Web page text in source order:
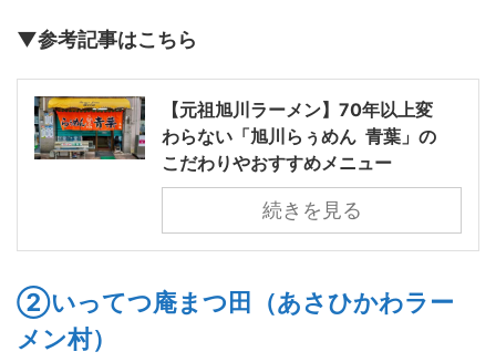
▼参考記事はこちら
【元祖旭川ラーメン】70年以上変
わらない「旭川らぅめん 青葉」の
こだわりやおすすめメニュー
続きを見る
②いってつ庵まつ田（あさひかわラー
メン村）